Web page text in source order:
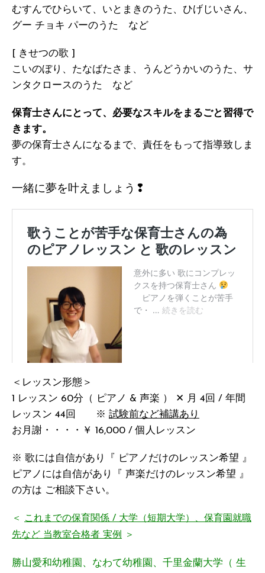
むすんでひらいて、いとまきのうた、ひげじいさん、
グー チョキ パーのうた など
[ きせつの歌 ]
こいのぼり、たなばたさま、うんどうかいのうた、サ
ンタクロースのうた など
保育士さんにとって、必要なスキルをまるごと習得で
きます。
夢の保育士さんになるまで、責任をもって指導致しま
す。
一緒に夢を叶えましょう❢
＜レッスン形態＞
1 レッスン 60分（ ピアノ & 声楽 ） ✕ 月 4回 / 年間
レッスン 44回 ※ 試験前など補講あり
お月謝・・・・￥ 16,000 / 個人レッスン
※ 歌には自信があり『 ピアノだけのレッスン希望 』
ピアノには自信があり『 声楽だけのレッスン希望 』
の方は ご相談下さい。
＜
これまでの保育関係 / 大学（短期大学）、保育園就職
先など 当教室合格者 実例
＞
勝山愛和幼稚園、なわて幼稚園、千里金蘭大学（ 生